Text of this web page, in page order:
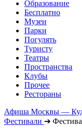
Образование
Бесплатно
Музеи
Парки
Погулять
Туристу
Театры
Пространства
Клубы
Прочее
Рестораны
Афиша Москвы —
Фестивали ➔